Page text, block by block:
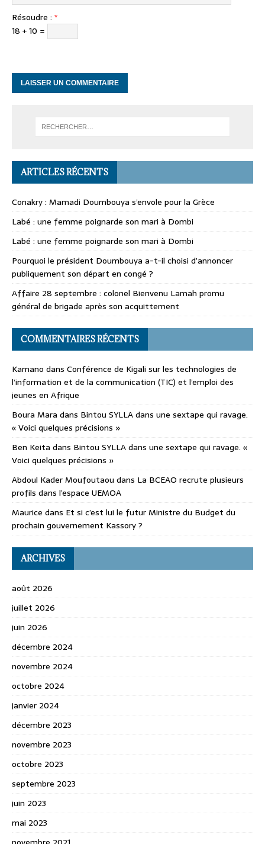
Résoudre : *
18 + 10 =
ARTICLES RÉCENTS
Conakry : Mamadi Doumbouya s’envole pour la Grèce
Labé : une femme poignarde son mari à Dombi
Labé : une femme poignarde son mari à Dombi
Pourquoi le président Doumbouya a-t-il choisi d’annoncer
publiquement son départ en congé ?
Affaire 28 septembre : colonel Bienvenu Lamah promu
général de brigade après son acquittement
COMMENTAIRES RÉCENTS
Kamano dans Conférence de Kigali sur les technologies de
l’information et de la communication (TIC) et l’emploi des
jeunes en Afrique
Boura Mara dans Bintou SYLLA dans une sextape qui ravage.
« Voici quelques précisions »
Ben Keita dans Bintou SYLLA dans une sextape qui ravage. «
Voici quelques précisions »
Abdoul Kader Moufoutaou dans La BCEAO recrute plusieurs
profils dans l’espace UEMOA
Maurice dans Et si c’est lui le futur Ministre du Budget du
prochain gouvernement Kassory ?
ARCHIVES
août 2026
juillet 2026
juin 2026
décembre 2024
novembre 2024
octobre 2024
janvier 2024
décembre 2023
novembre 2023
octobre 2023
septembre 2023
juin 2023
mai 2023